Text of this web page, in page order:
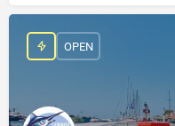
OPEN